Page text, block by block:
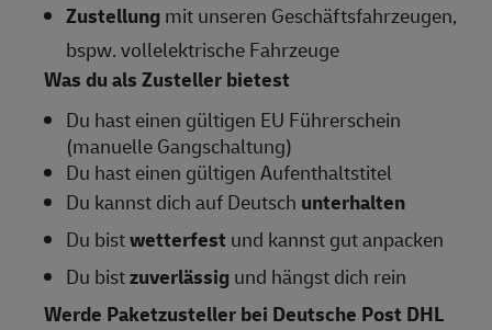
Zustellungmit unseren Geschäftsfahrzeugen,
bspw. vollelektrische Fahrzeuge
Was du als Zusteller bietest
Du hast einen gültigen EU Führerschein
(manuelle Gangschaltung)
Du hast einen gültigen Aufenthaltstitel
Du kannst dich auf Deutsch unterhalten
Du bistwetterfest und kannst gut anpacken
Du bistzuverlässigund hängst dich rein
Werde Paketzusteller bei Deutsche Post DHL